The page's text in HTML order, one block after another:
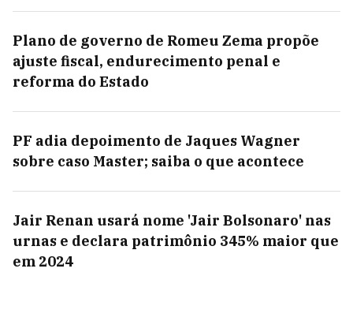
Plano de governo de Romeu Zema propõe
ajuste fiscal, endurecimento penal e
reforma do Estado
PF adia depoimento de Jaques Wagner
sobre caso Master; saiba o que acontece
Jair Renan usará nome 'Jair Bolsonaro' nas
urnas e declara patrimônio 345% maior que
em 2024